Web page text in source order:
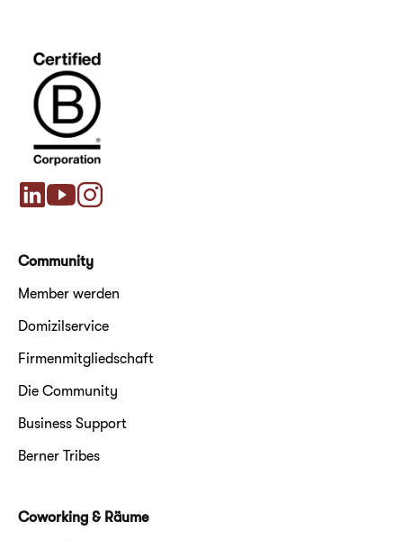
Community
Member werden
Domizilservice
Firmenmitgliedschaft
Die Community
Business Support
Berner Tribes
Coworking & Räume